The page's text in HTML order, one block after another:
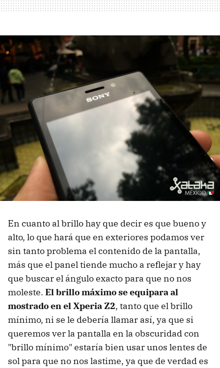
En cuanto al brillo hay que decir es que bueno y
alto, lo que hará que en exteriores podamos ver
sin tanto problema el contenido de la pantalla,
más que el panel tiende mucho a reflejar y hay
que buscar el ángulo exacto para que no nos
moleste. El brillo máximo se equipara al
mostrado en el Xperia Z2, tanto que el brillo
mínimo, ni se le debería llamar así, ya que si
queremos ver la pantalla en la obscuridad con
"brillo mínimo" estaría bien usar unos lentes de
sol para que no nos lastime, ya que de verdad es